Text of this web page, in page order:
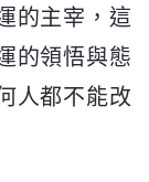
的主宰，這
的領悟與態
人都不能改